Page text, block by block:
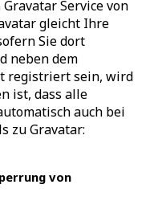
Service von
gleicht Ihre
Sie dort
neben dem
registriert sein, wird
ist, dass alle
auch bei
zu Gravatar:
von